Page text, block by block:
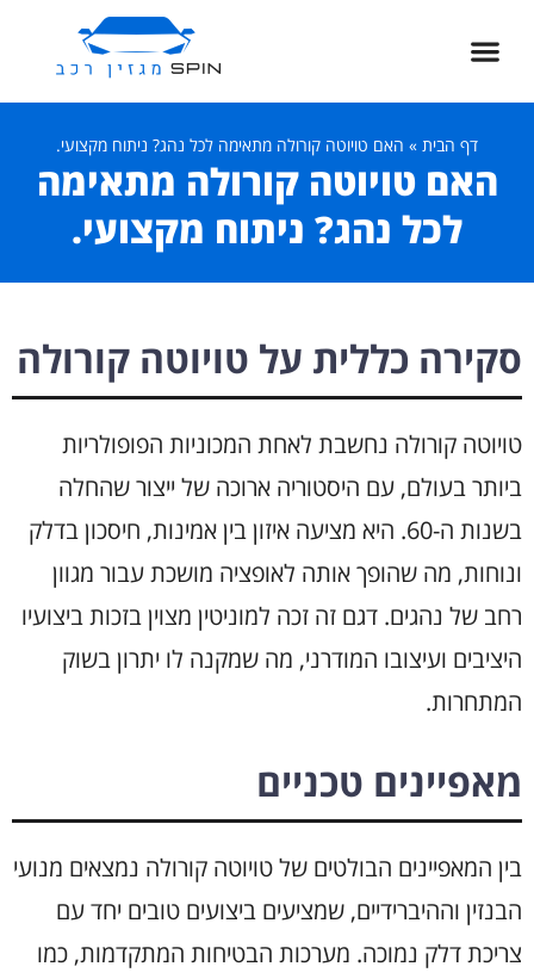
דף הבית » האם טויוטה קורולה מתאימה לכל נהג? ניתוח מקצועי.
האם טויוטה קורולה מתאימה
לכל נהג? ניתוח מקצועי.
סקירה כללית על טויוטה קורולה
טויוטה קורולה נחשבת לאחת המכוניות הפופולריות
ביותר בעולם, עם היסטוריה ארוכה של ייצור שהחלה
בשנות ה-60. היא מציעה איזון בין אמינות, חיסכון בדלק
ונוחות, מה שהופך אותה לאופציה מושכת עבור מגוון
רחב של נהגים. דגם זה זכה למוניטין מצוין בזכות ביצועיו
היציבים ועיצובו המודרני, מה שמקנה לו יתרון בשוק
המתחרות.
מאפיינים טכניים
בין המאפיינים הבולטים של טויוטה קורולה נמצאים מנועי
הבנזין וההיברידיים, שמציעים ביצועים טובים יחד עם
צריכת דלק נמוכה. מערכות הבטיחות המתקדמות, כמו